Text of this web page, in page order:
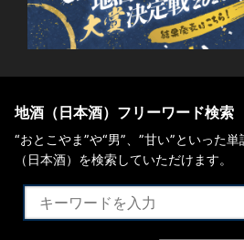
地酒（日本酒）フリーワード検索
“おとこやま”や“男”、”甘い”といった
（日本酒）を検索していただけます。